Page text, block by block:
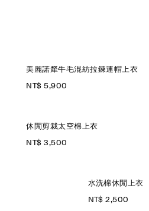
美麗諾犛牛毛混紡拉鍊連帽上衣
NT$ 5,900
休閒剪裁太空棉上衣
NT$ 3,500
水洗棉休閒上衣
NT$ 2,500